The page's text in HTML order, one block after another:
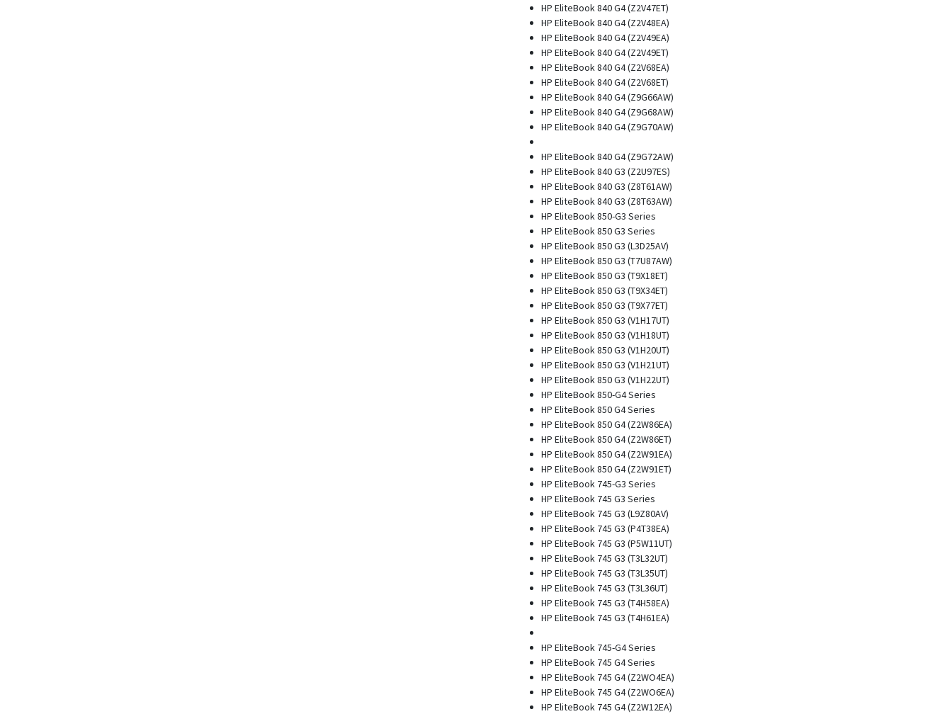
HP EliteBook 840 G4 (Z2V47ET)
HP EliteBook 840 G4 (Z2V48EA)
HP EliteBook 840 G4 (Z2V49EA)
HP EliteBook 840 G4 (Z2V49ET)
HP EliteBook 840 G4 (Z2V68EA)
HP EliteBook 840 G4 (Z2V68ET)
HP EliteBook 840 G4 (Z9G66AW)
HP EliteBook 840 G4 (Z9G68AW)
HP EliteBook 840 G4 (Z9G70AW)
HP EliteBook 840 G4 (Z9G72AW)
HP EliteBook 840 G3 (Z2U97ES)
HP EliteBook 840 G3 (Z8T61AW)
HP EliteBook 840 G3 (Z8T63AW)
HP EliteBook 850-G3 Series
HP EliteBook 850 G3 Series
HP EliteBook 850 G3 (L3D25AV)
HP EliteBook 850 G3 (T7U87AW)
HP EliteBook 850 G3 (T9X18ET)
HP EliteBook 850 G3 (T9X34ET)
HP EliteBook 850 G3 (T9X77ET)
HP EliteBook 850 G3 (V1H17UT)
HP EliteBook 850 G3 (V1H18UT)
HP EliteBook 850 G3 (V1H20UT)
HP EliteBook 850 G3 (V1H21UT)
HP EliteBook 850 G3 (V1H22UT)
HP EliteBook 850-G4 Series
HP EliteBook 850 G4 Series
HP EliteBook 850 G4 (Z2W86EA)
HP EliteBook 850 G4 (Z2W86ET)
HP EliteBook 850 G4 (Z2W91EA)
HP EliteBook 850 G4 (Z2W91ET)
HP EliteBook 745-G3 Series
HP EliteBook 745 G3 Series
HP EliteBook 745 G3 (L9Z80AV)
HP EliteBook 745 G3 (P4T38EA)
HP EliteBook 745 G3 (P5W11UT)
HP EliteBook 745 G3 (T3L32UT)
HP EliteBook 745 G3 (T3L35UT)
HP EliteBook 745 G3 (T3L36UT)
HP EliteBook 745 G3 (T4H58EA)
HP EliteBook 745 G3 (T4H61EA)
HP EliteBook 745-G4 Series
HP EliteBook 745 G4 Series
HP EliteBook 745 G4 (Z2WO4EA)
HP EliteBook 745 G4 (Z2WO6EA)
HP EliteBook 745 G4 (Z2W12EA)